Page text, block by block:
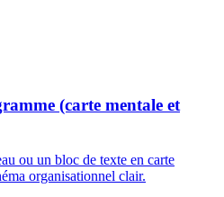
(carte mentale et
ou un bloc de texte en carte
organisationnel clair.